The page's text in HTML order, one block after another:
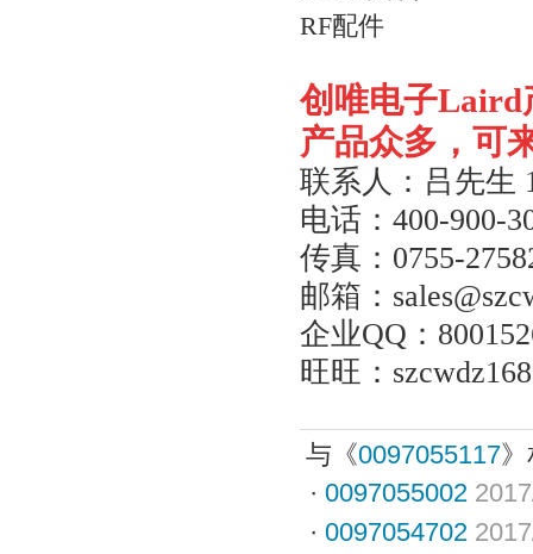
RF配件
创唯电子Laird
产品众多，可
联系人：吕先生
电话： 400-900-
传真： 0755-
邮箱：
企业QQ ：
旺旺：
与《0097055117
· 0097055002
· 0097054702